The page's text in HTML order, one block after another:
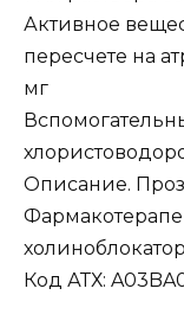
Активное
пересчете на
мг
Описание.
холиноблокатор
Код АТХ: